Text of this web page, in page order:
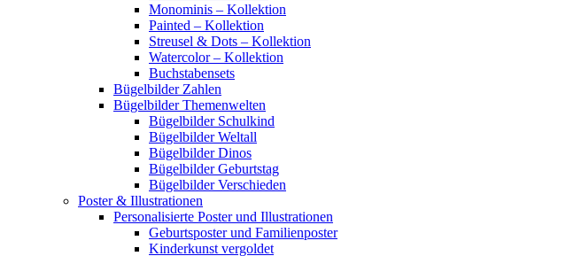
Monominis – Kollektion
Painted – Kollektion
Streusel & Dots – Kollektion
Watercolor – Kollektion
Buchstabensets
Bügelbilder Zahlen
Bügelbilder Themenwelten
Bügelbilder Schulkind
Bügelbilder Weltall
Bügelbilder Dinos
Bügelbilder Geburtstag
Bügelbilder Verschieden
Poster & Illustrationen
Personalisierte Poster und Illustrationen
Geburtsposter und Familienposter
Kinderkunst vergoldet